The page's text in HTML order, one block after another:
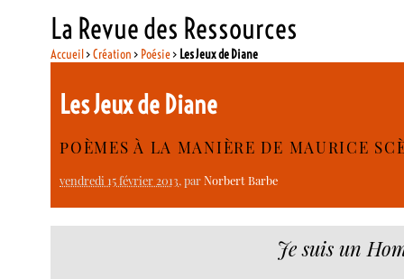
La Revue des Ressources
Accueil>Création > Poésie> Les Jeux de Diane
Les Jeux de Diane
POÈMES À LA MANIÈRE DE MAURICE
vendredi 15 février 2013, parNorbert Barbe
Je suis un